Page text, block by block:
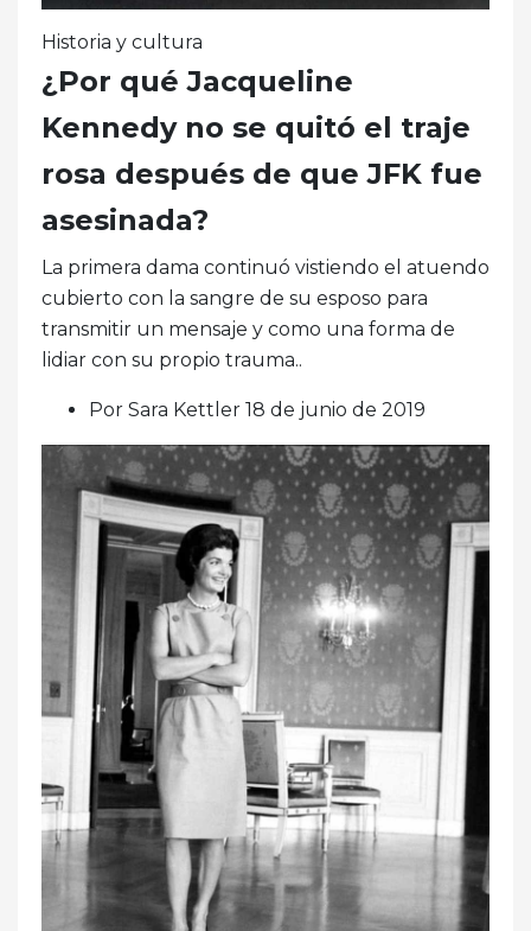
Historia y cultura
¿Por qué Jacqueline
Kennedy no se quitó el traje
rosa después de que JFK fue
asesinada?
La primera dama continuó vistiendo el atuendo
cubierto con la sangre de su esposo para
transmitir un mensaje y como una forma de
lidiar con su propio trauma..
Por Sara Kettler 18 de junio de 2019